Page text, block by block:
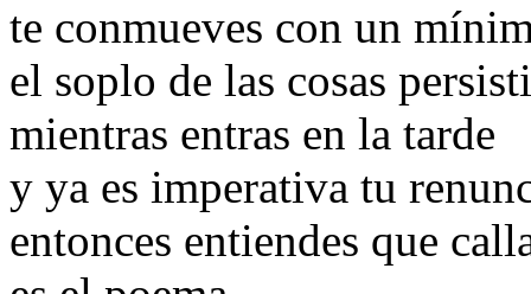
te conmueves con un
el soplo de las cosas
mientras entras en la tarde
y ya es imperativa tu
entonces entiendes que